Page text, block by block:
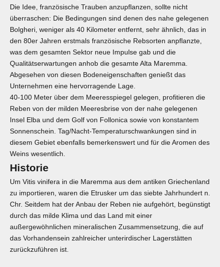
Die Idee, französische Trauben anzupflanzen, sollte nicht
überraschen: Die Bedingungen sind denen des nahe gelegenen
Bolgheri, weniger als 40 Kilometer entfernt, sehr ähnlich, das in
den 80er Jahren erstmals französische Rebsorten anpflanzte,
was dem gesamten Sektor neue Impulse gab und die
Qualitätserwartungen anhob die gesamte Alta Maremma.
Abgesehen von diesen Bodeneigenschaften genießt das
Unternehmen eine hervorragende Lage.
40-100 Meter über dem Meeresspiegel gelegen, profitieren die
Reben von der milden Meeresbrise von der nahe gelegenen
Insel Elba und dem Golf von Follonica sowie von konstantem
Sonnenschein. Tag/Nacht-Temperaturschwankungen sind in
diesem Gebiet ebenfalls bemerkenswert und für die Aromen des
Weins wesentlich.
Historie
Um Vitis vinifera in die Maremma aus dem antiken Griechenland
zu importieren, waren die Etrusker um das siebte Jahrhundert n.
Chr. Seitdem hat der Anbau der Reben nie aufgehört, begünstigt
durch das milde Klima und das Land mit einer
außergewöhnlichen mineralischen Zusammensetzung, die auf
das Vorhandensein zahlreicher unterirdischer Lagerstätten
zurückzuführen ist.